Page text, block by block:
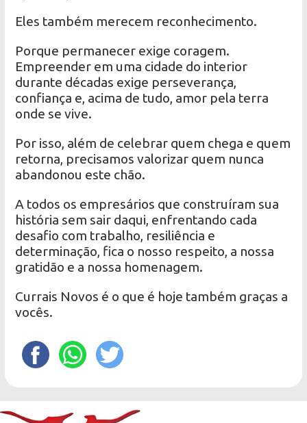
Eles também merecem reconhecimento.
Porque permanecer exige coragem.
Empreender em uma cidade do interior
durante décadas exige perseverança,
confiança e, acima de tudo, amor pela terra
onde se vive.
Por isso, além de celebrar quem chega e quem
retorna, precisamos valorizar quem nunca
abandonou este chão.
A todos os empresários que construíram sua
história sem sair daqui, enfrentando cada
desafio com trabalho, resiliência e
determinação, fica o nosso respeito, a nossa
gratidão e a nossa homenagem.
Currais Novos é o que é hoje também graças a
vocês.